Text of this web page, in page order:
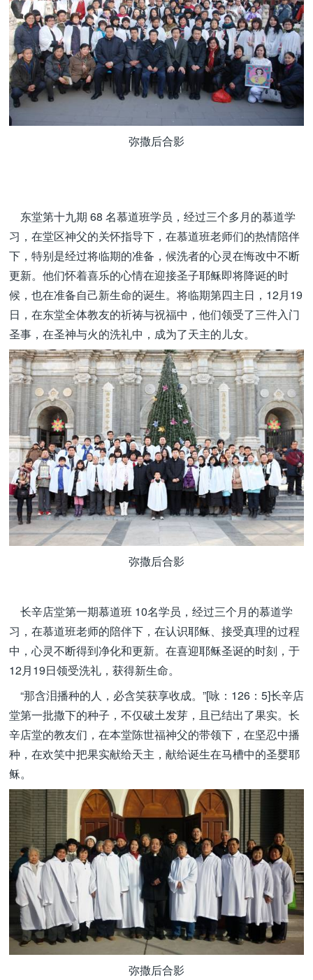
弥撒后合影
东堂第十九期 68 名慕道班学员，经过三个多月的慕道学
习，在堂区神父的关怀指导下，在慕道班老师们的热情陪伴
下，特别是经过将临期的准备，候洗者的心灵在悔改中不断
更新。他们怀着喜乐的心情在迎接圣子耶稣即将降诞的时
候，也在准备自己新生命的诞生。将临期第四主日，12月19
日，在东堂全体教友的祈祷与祝福中，他们领受了三件入门
圣事，在圣神与火的洗礼中，成为了天主的儿女。
弥撒后合影
长辛店堂第一期慕道班 10名学员，经过三个月的慕道学
习，在慕道班老师的陪伴下，在认识耶稣、接受真理的过程
中，心灵不断得到净化和更新。在喜迎耶稣圣诞的时刻，于
12月19日领受洗礼，获得新生命。
“那含泪播种的人，必含笑获享收成。”[咏：126：5]长辛店
堂第一批撒下的种子，不仅破土发芽，且已结出了果实。长
辛店堂的教友们，在本堂陈世福神父的带领下，在坚忍中播
种，在欢笑中把果实献给天主，献给诞生在马槽中的圣婴耶
稣。
弥撒后合影